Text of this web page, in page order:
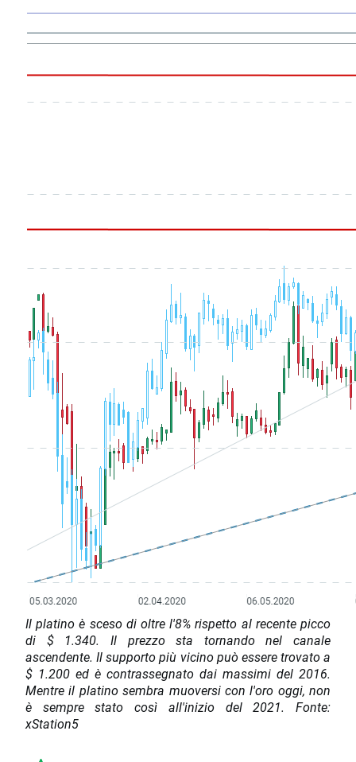
Il platino è sceso di oltre l'8% rispetto al recente picco
di $ 1.340. Il prezzo sta tornando nel canale
ascendente. Il supporto più vicino può essere trovato a
$ 1.200 ed è contrassegnato dai massimi del 2016.
Mentre il platino sembra muoversi con l'oro oggi, non
è sempre stato così all'inizio del 2021. Fonte:
xStation5